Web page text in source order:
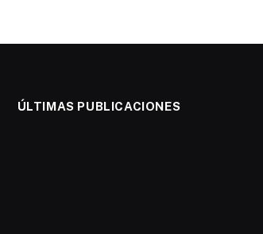
ÚLTIMAS PUBLICACIONES